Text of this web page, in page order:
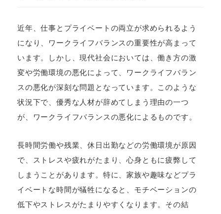
近年、仕事とプライベートの両立が求められるよう
になり、ワークライフバランスの重要性が高まって
います。しかし、現代社会においては、働き方の激
変や労働環境の悪化によって、ワークライフバラン
スの悪化が深刻な問題となっています。このような
状況下で、優秀な人材が辞めてしまう理由の一つ
が、ワークライフバランスの悪化によるものです。
長時間労働や残業、休日出勤などの労働環境が原因
で、ストレスや疲れがたまり、心身ともに疲弊して
しまうことがあります。特に、家族や趣味などプラ
イベートな時間が犠牲になると、モチベーションの
低下やストレスがたまりやすくなります。その結